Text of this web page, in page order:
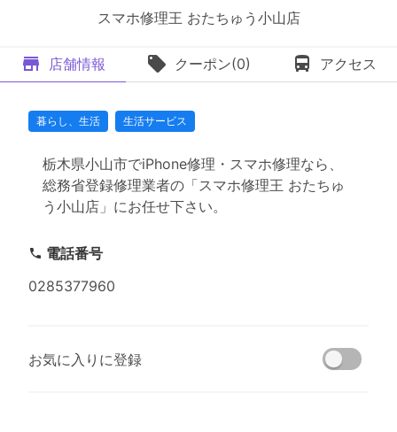
スマホ修理王 おたちゅう小山店
店舗情報 クーポン(0) アクセス
暮らし、生活 生活サービス
栃木県小山市でiPhone修理・スマホ修理なら、
総務省登録修理業者の「スマホ修理王 おたちゅ
う小山店」にお任せ下さい。
電話番号
0285377960
お気に入りに登録